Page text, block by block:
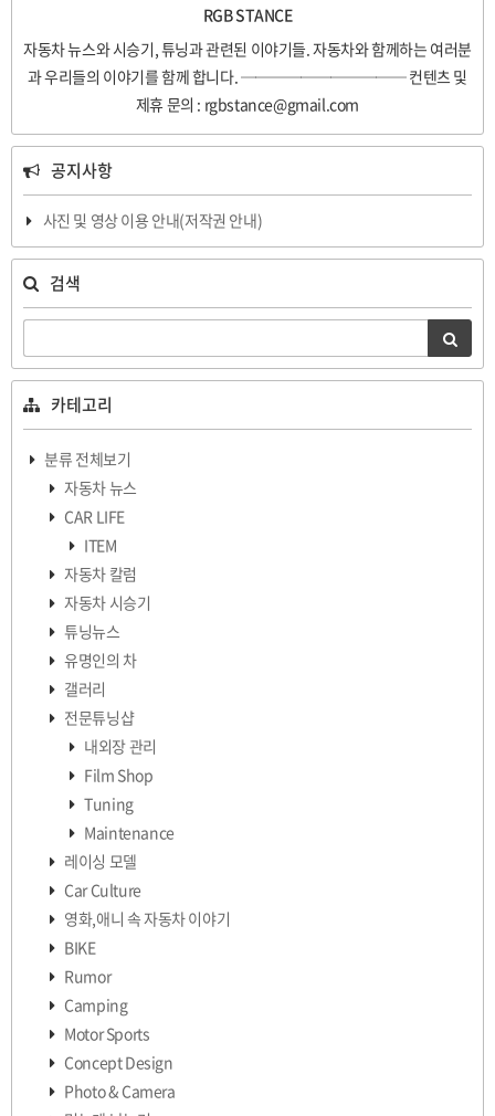
RGB STANCE
자동차 뉴스와 시승기, 튜닝과 관련된 이야기들. 자동차와 함께하는 여러분
과 우리들의 이야기를 함께 합니다. ─────────── 컨텐츠 및
제휴 문의 : rgbstance@gmail.com
공지사항
사진 및 영상 이용 안내(저작권 안내)
검색
카테고리
분류 전체보기
자동차 뉴스
CAR LIFE
ITEM
자동차 칼럼
자동차 시승기
튜닝뉴스
유명인의 차
갤러리
전문튜닝샵
내외장 관리
Film Shop
Tuning
Maintenance
레이싱 모델
Car Culture
영화,애니 속 자동차 이야기
BIKE
Rumor
Camping
Motor Sports
Concept Design
Photo & Camera